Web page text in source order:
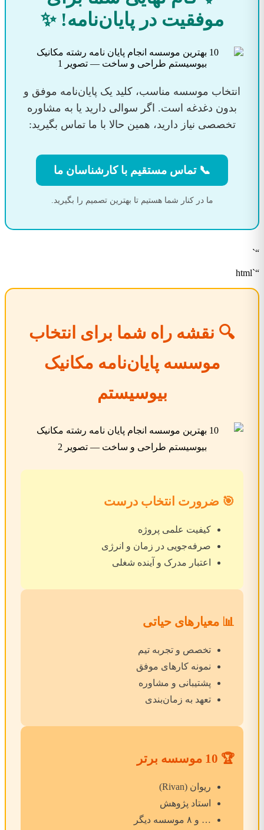
موفقیت در پایان‌نامه! ✨
انتخاب موسسه مناسب، کلید یک پایان‌نامه موفق و
بدون دغدغه است. اگر سوالی دارید یا به مشاوره
تخصصی نیاز دارید، همین حالا با ما تماس بگیرید:
📞 تماس مستقیم با کارشناسان ما
ما در کنار شما هستیم تا بهترین تصمیم را بگیرید.
“`
“`html
🔍 نقشه راه شما برای انتخاب
موسسه پایان‌نامه مکانیک
بیوسیستم
🎯 ضرورت انتخاب درست
کیفیت علمی پروژه
صرفه‌جویی در زمان و انرژی
اعتبار مدرک و آینده شغلی
📊 معیارهای حیاتی
تخصص و تجربه تیم
نمونه کارهای موفق
پشتیبانی و مشاوره
تعهد به زمان‌بندی
🏆 10 موسسه برتر
ریوان (Rivan)
استاد پژوهش
… و ۸ موسسه دیگر